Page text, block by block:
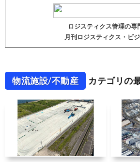
ロジスティクス管理の専
月刊ロジスティクス・ビ
物流施設/不動産 カテゴリの